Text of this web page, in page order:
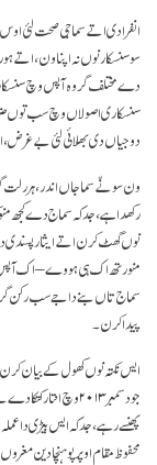
انفرادی اتے سماجی صحت لئی
سوسنسکار نوں نہ اپناون، اتے
دے مختلف گروہ آپس وچ
سنسکاری اصولاں وچ سب توں
دوجیاں دی بھلائی لئی بے غرض،
ون سونّے سماجاں اندر، ہر رلت
رکھدا ہے، جد کہ سماج دے
نوں گھٹ کرن اتے ایثار
منورتھ اک ہی ہووے – اک آپس
سماج تاں بنے دا جے سب رکن
پیدا کرن۔
ایس نکتہ نوں کھول کے بیان
پھنسے رہے، جد کہ ایس بیڑی دا
محفوظ مقام اوپر پوہنچا دین